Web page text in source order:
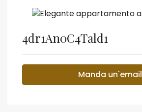
4dr1An0C4Tald1
Manda un'email